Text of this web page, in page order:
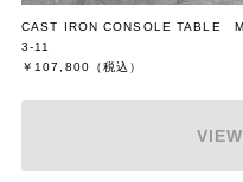
CAST IRON CONSOLE TABLE
3-11
￥107,800 （税込）